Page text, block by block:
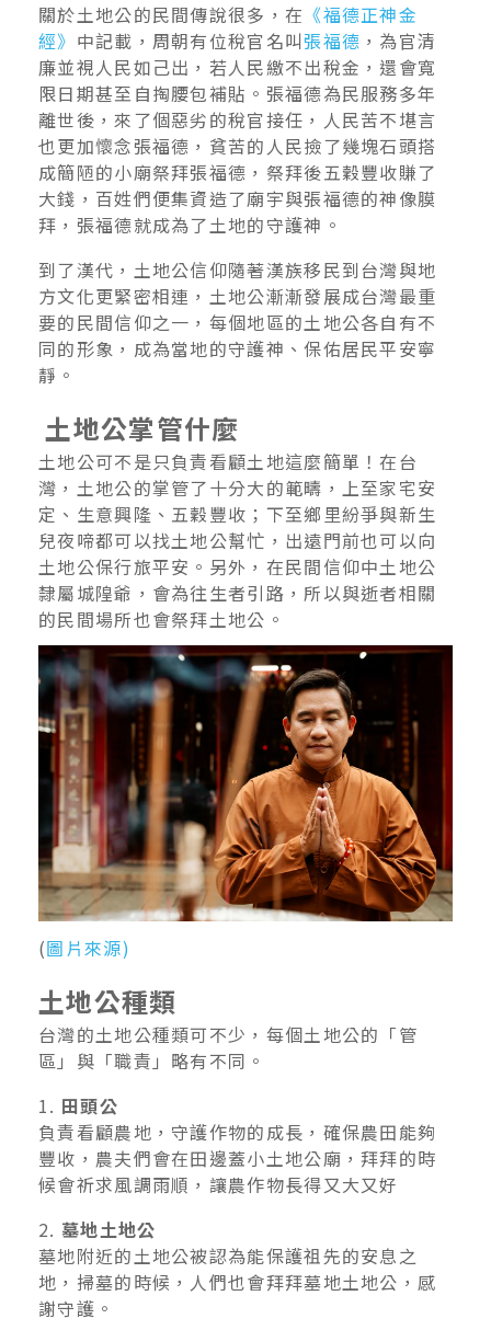
關於土地公的民間傳說很多，在 《福德正神金
經》 中記載，周朝有位稅官名叫張福德 ，為官清
廉並視人民如己出，若人民繳不出稅金，還會寬
限日期甚至自掏腰包補貼。張福德為民服務多年
離世後，來了個惡劣的稅官接任，人民苦不堪言
也更加懷念張福德，貧苦的人民撿了幾塊石頭搭
成簡陋的小廟祭拜張福德，祭拜後五穀豐收賺了
大錢，百姓們便集資造了廟宇與張福德的神像膜
拜，張福德就成為了土地的守護神。
到了漢代，土地公信仰隨著漢族移民到台灣與地
方文化更緊密相連，土地公漸漸發展成台灣最重
要的民間信仰之一，每個地區的土地公各自有不
同的形象，成為當地的守護神、保佑居民平安寧
靜。
土地公掌管什麼
土地公可不是只負責看顧土地這麼簡單！在台
灣，土地公的掌管了十分大的範疇，上至家宅安
定、生意興隆、五穀豐收；下至鄉里紛爭與新生
兒夜啼都可以找土地公幫忙，出遠門前也可以向
土地公保行旅平安。另外，在民間信仰中土地公
隸屬城隍爺，會為往生者引路，所以與逝者相關
的民間場所也會祭拜土地公。
(圖片來源)
土地公種類
台灣的土地公種類可不少，每個土地公的「管
區」與「職責」略有不同。
1. 田頭公
負責看顧農地，守護作物的成長，確保農田能夠
豐收，農夫們會在田邊蓋小土地公廟，拜拜的時
候會祈求風調雨順，讓農作物長得又大又好
2. 墓地土地公
墓地附近的土地公被認為能保護祖先的安息之
地，掃墓的時候，人們也會拜拜墓地土地公，感
謝守護。